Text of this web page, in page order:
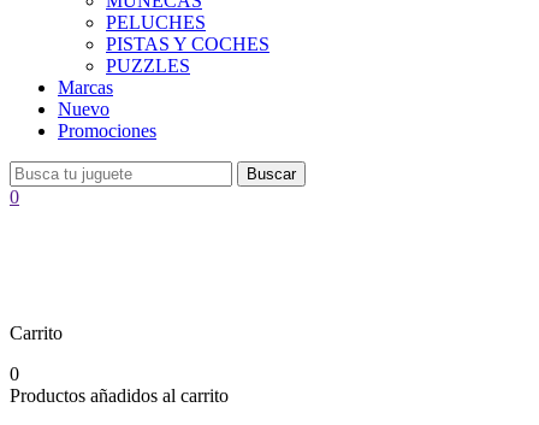
PELUCHES
PISTAS Y COCHES
PUZZLES
Marcas
Nuevo
Promociones
Buscar
0
Carrito
0
Productos añadidos al carrito